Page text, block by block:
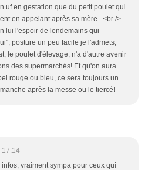
uf en gestation que du petit poulet qui
en appelant après sa mère...<br />
lui l'espoir de lendemains qui
posture un peu facile je l'admets,
le poulet d'élevage, n'a d'autre avenir
des supermarchés! Et qu'on aura
rouge ou bleu, ce sera toujours un
après la messe ou le tiercé!
17:14
vraiment sympa pour ceux qui